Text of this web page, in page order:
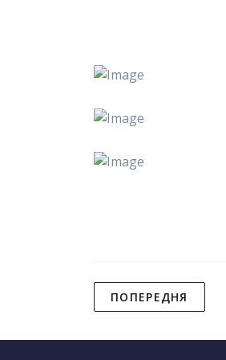
ПОПЕРЕДНЯ